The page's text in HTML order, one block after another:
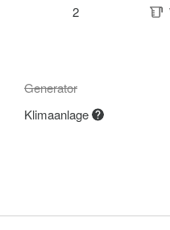
2
Generator
Klimaanlage